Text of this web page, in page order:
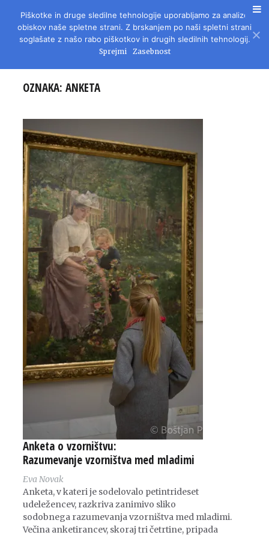
REVIJA ZA LITERATURO, KULTURO IN DRUŽBENA VPRAŠANJA
OZNAKA: ANKETA
Anketa o vzorništvu:
Razumevanje vzorništva med mladimi
Eva Novak
Anketa, v kateri je sodelovalo petintrideset
udeležencev, razkriva zanimivo sliko
sodobnega razumevanja vzorništva med mladimi.
Večina anketirancev, skoraj tri četrtine, pripada
Piškotke in druge sledilne tehnologije uporabljamo za analizo
obiskov naše spletne strani. Z brskanjem po naši spletni strani
soglašate z našo rabo piškotkov in drugih sledilnih tehnologij.
Sprejmi Zasebnost